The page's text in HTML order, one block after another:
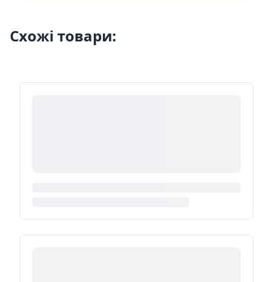
Схожі товари: